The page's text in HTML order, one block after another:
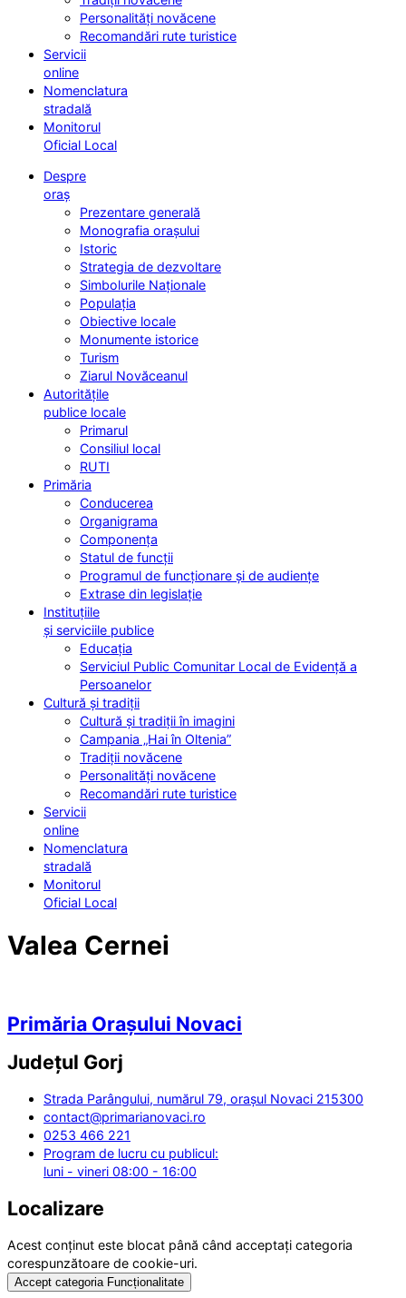
Personalități novăcene
Recomandări rute turistice
Servicii
online
Nomenclatura
stradală
Monitorul
Oficial Local
Despre
oraș
Prezentare generală
Monografia orașului
Istoric
Strategia de dezvoltare
Simbolurile Naționale
Populația
Obiective locale
Monumente istorice
Turism
Ziarul Novăceanul
Autoritățile
publice locale
Primarul
Consiliul local
RUTI
Primăria
Conducerea
Organigrama
Componența
Statul de funcții
Programul de funcționare și de audiențe
Extrase din legislație
Instituțiile
și serviciile publice
Educația
Serviciul Public Comunitar Local de Evidență a
Persoanelor
Cultură și tradiții
Cultură și tradiții în imagini
Campania „Hai în Oltenia”
Tradiții novăcene
Personalități novăcene
Recomandări rute turistice
Servicii
online
Nomenclatura
stradală
Monitorul
Oficial Local
Valea Cernei
Primăria Orașului Novaci
Județul Gorj
Strada Parângului, numărul 79, orașul Novaci 215300
contact@primarianovaci.ro
0253 466 221
Program de lucru cu publicul:
luni - vineri 08:00 - 16:00
Localizare
Acest conținut este blocat până când acceptați categoria
corespunzătoare de cookie-uri.
Accept categoria Funcționalitate